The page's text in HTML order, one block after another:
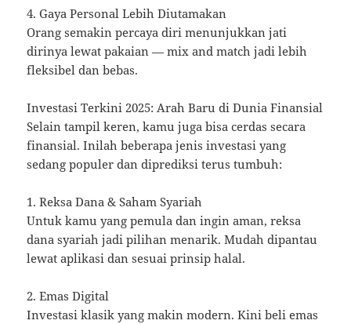
4. Gaya Personal Lebih Diutamakan
Orang semakin percaya diri menunjukkan jati
dirinya lewat pakaian — mix and match jadi lebih
fleksibel dan bebas.
Investasi Terkini 2025: Arah Baru di Dunia Finansial
Selain tampil keren, kamu juga bisa cerdas secara
finansial. Inilah beberapa jenis investasi yang
sedang populer dan diprediksi terus tumbuh:
1. Reksa Dana & Saham Syariah
Untuk kamu yang pemula dan ingin aman, reksa
dana syariah jadi pilihan menarik. Mudah dipantau
lewat aplikasi dan sesuai prinsip halal.
2. Emas Digital
Investasi klasik yang makin modern. Kini beli emas